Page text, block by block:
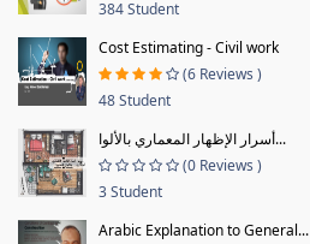
384 Student
Cost Estimating - Civil work
(6 Reviews )
48 Student
أسرار الإظهار المعماري بالألوا...
(0 Reviews )
3 Student
Arabic Explanation to General...